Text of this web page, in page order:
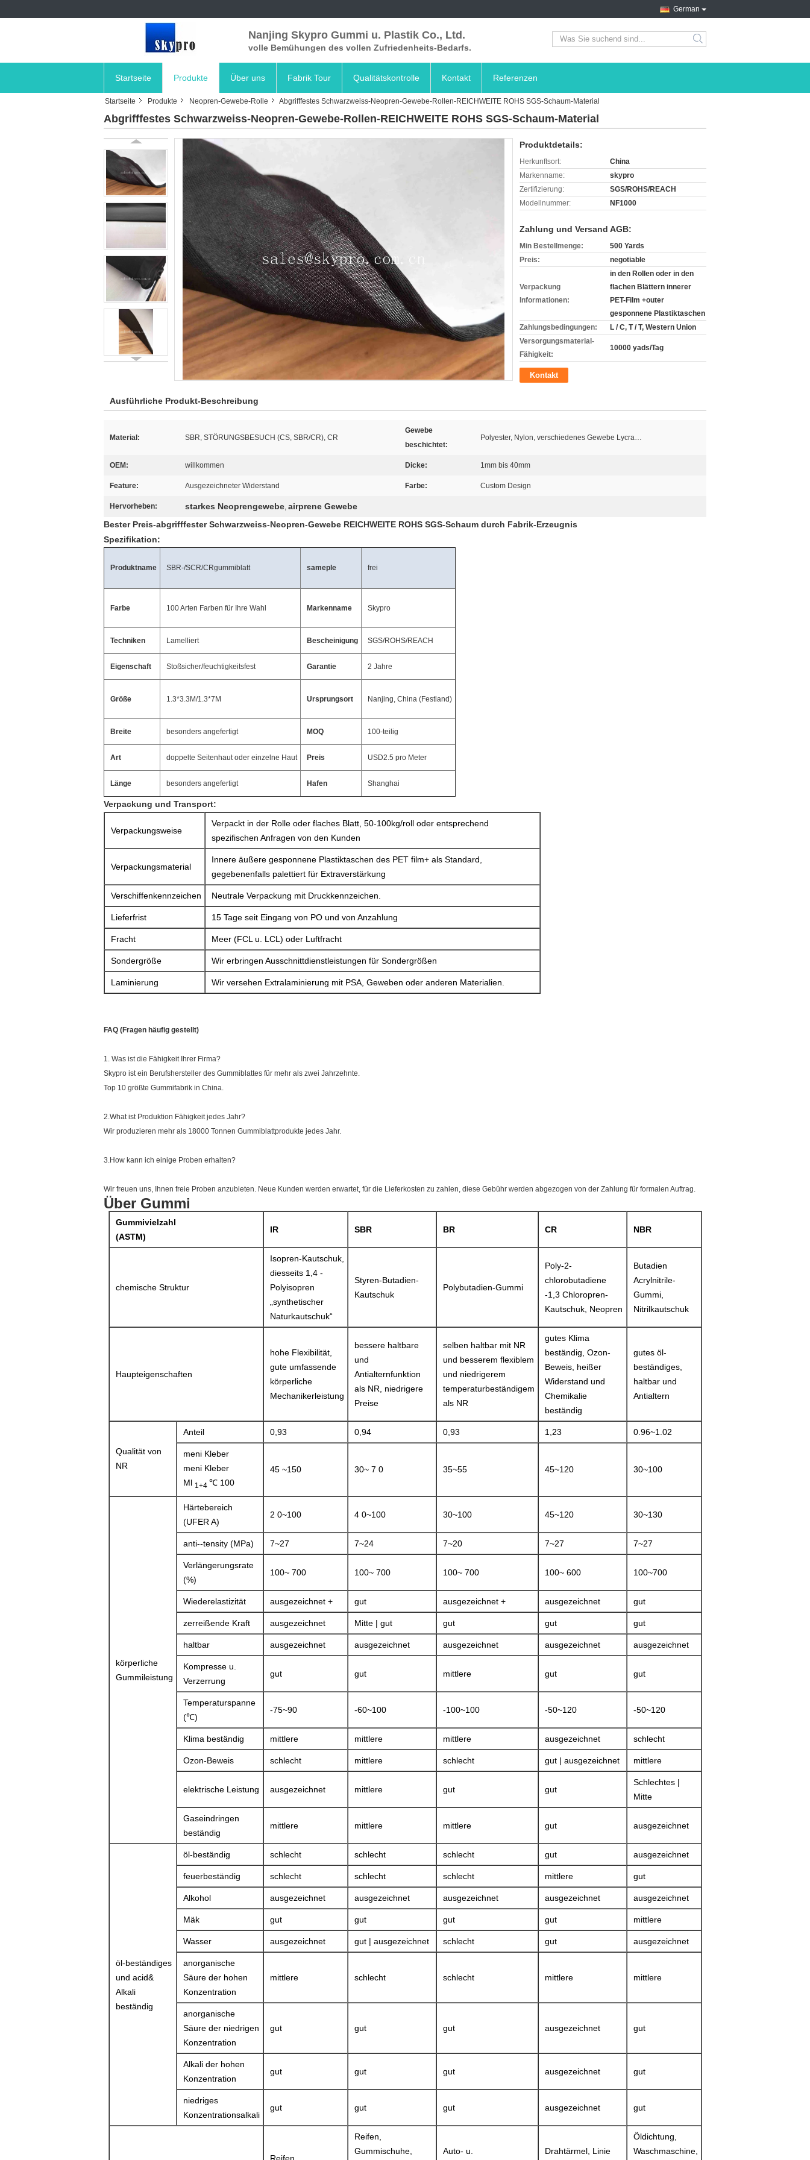
German
Nanjing Skypro Gummi u. Plastik Co., Ltd.
volle Bemühungen des vollen Zufriedenheits-Bedarfs. search
Startseite Produkte Über uns Fabrik Tour Qualitätskontrolle Kontakt Referenzen
Startseite Produkte Neopren-Gewebe-Rolle Abgrifffestes Schwarzweiss-Neopren-Gewebe-Rollen-REICHWEITE ROHS SGS-Schaum-Material
Abgrifffestes Schwarzweiss-Neopren-Gewebe-Rollen-REICHWEITE ROHS SGS-Schaum-Material
Produktdetails:
Herkunftsort:
China
Markenname:
skypro
Zertifizierung:
SGS/ROHS/REACH
Modellnummer:
NF1000
Zahlung und Versand AGB:
Min Bestellmenge:
500 Yards
Preis:
negotiable
Verpackung
Informationen:
in den Rollen oder in den
flachen Blättern innerer
PET-Film +outer
gesponnene Plastiktaschen
Zahlungsbedingungen:
L / C, T / T, Western Union
Versorgungsmaterial-
Fähigkeit:
10000 yads/Tag
Kontakt
Ausführliche Produkt-Beschreibung
Material: SBR, STÖRUNGSBESUCH (CS, SBR/CR), CR
Gewebe
beschichtet:
Polyester, Nylon, verschiedenes Gewebe Lycra…
OEM: willkommen Dicke: 1mm bis 40mm
Feature: Ausgezeichneter Widerstand Farbe: Custom Design
Hervorheben: starkes Neoprengewebe, airprene Gewebe
Bester Preis-abgrifffester Schwarzweiss-Neopren-Gewebe REICHWEITE ROHS SGS-Schaum durch Fabrik-Erzeugnis
Spezifikation:
Produktname SBR-/SCR/CRgummiblatt sameple frei
Farbe 100 Arten Farben für Ihre Wahl Markenname Skypro
Techniken Lamelliert Bescheinigung SGS/ROHS/REACH
Eigenschaft Stoßsicher/feuchtigkeitsfest Garantie 2 Jahre
Größe 1.3*3.3M/1.3*7M Ursprungsort Nanjing, China (Festland)
Breite besonders angefertigt MOQ 100-teilig
Art doppelte Seitenhaut oder einzelne Haut Preis USD2.5 pro Meter
Länge besonders angefertigt Hafen Shanghai
Verpackung und Transport:
Verpackungsweise
Verpackt in der Rolle oder flaches Blatt, 50-100kg/roll oder entsprechend
spezifischen Anfragen von den Kunden
Verpackungsmaterial
Innere äußere gesponnene Plastiktaschen des PET film+ als Standard,
gegebenenfalls palettiert für Extraverstärkung
Verschiffenkennzeichen Neutrale Verpackung mit Druckkennzeichen.
Lieferfrist 15 Tage seit Eingang von PO und von Anzahlung
Fracht Meer (FCL u. LCL) oder Luftfracht
Sondergröße Wir erbringen Ausschnittdienstleistungen für Sondergrößen
Laminierung Wir versehen Extralaminierung mit PSA, Geweben oder anderen Materialien.
FAQ (Fragen häufig gestellt)
1. Was ist die Fähigkeit Ihrer Firma?
Skypro ist ein Berufshersteller des Gummiblattes für mehr als zwei Jahrzehnte.
Top 10 größte Gummifabrik in China.
2.What ist Produktion Fähigkeit jedes Jahr?
Wir produzieren mehr als 18000 Tonnen Gummiblattprodukte jedes Jahr.
3.How kann ich einige Proben erhalten?
Wir freuen uns, Ihnen freie Proben anzubieten. Neue Kunden werden erwartet, für die Lieferkosten zu zahlen, diese Gebühr werden abgezogen von der Zahlung für formalen Auftrag.
Über Gummi
Gummivielzahl
(ASTM)
IR SBR BR CR NBR
chemische Struktur
Isopren-Kautschuk,
diesseits 1,4 -
Polyisopren
„synthetischer
Naturkautschuk“
Styren-Butadien-
Kautschuk
Polybutadien-Gummi
Poly-2-
chlorobutadiene
-1,3 Chloropren-
Kautschuk, Neopren
Butadien
Acrylnitrile-
Gummi,
Nitrilkautschuk
Haupteigenschaften
hohe Flexibilität,
gute umfassende
körperliche
Mechanikerleistung
bessere haltbare
und
Antialternfunktion
als NR, niedrigere
Preise
selben haltbar mit NR
und besserem flexiblem
und niedrigerem
temperaturbeständigem
als NR
gutes Klima
beständig, Ozon-
Beweis, heißer
Widerstand und
Chemikalie
beständig
gutes öl-
beständiges,
haltbar und
Antialtern
Qualität von
NR
Anteil 0,93 0,94 0,93 1,23 0.96~1.02
meni Kleber
meni Kleber
Ml 1+4 ℃ 100
45 ~150 30~ 7 0 35~55 45~120 30~100
körperliche
Gummileistung
Härtebereich
(UFER A)
2 0~100 4 0~100 30~100 45~120 30~130
anti--tensity (MPa) 7~27 7~24 7~20 7~27 7~27
Verlängerungsrate
(%)
100~ 700 100~ 700 100~ 700 100~ 600 100~700
Wiederelastizität ausgezeichnet + gut ausgezeichnet + ausgezeichnet gut
zerreißende Kraft ausgezeichnet Mitte | gut gut gut gut
haltbar ausgezeichnet ausgezeichnet ausgezeichnet ausgezeichnet ausgezeichnet
Kompresse u.
Verzerrung
gut gut mittlere gut gut
Temperaturspanne
(℃)
-75~90 -60~100 -100~100 -50~120 -50~120
Klima beständig mittlere mittlere mittlere ausgezeichnet schlecht
Ozon-Beweis schlecht mittlere schlecht gut | ausgezeichnet mittlere
elektrische Leistung ausgezeichnet mittlere gut gut
Schlechtes |
Mitte
Gaseindringen
beständig
mittlere mittlere mittlere gut ausgezeichnet
öl-beständiges
und acid&
Alkali
beständig
öl-beständig schlecht schlecht schlecht gut ausgezeichnet
feuerbeständig schlecht schlecht schlecht mittlere gut
Alkohol ausgezeichnet ausgezeichnet ausgezeichnet ausgezeichnet ausgezeichnet
Mäk gut gut gut gut mittlere
Wasser ausgezeichnet gut | ausgezeichnet schlecht gut ausgezeichnet
anorganische
Säure der hohen
Konzentration
mittlere schlecht schlecht mittlere mittlere
anorganische
Säure der niedrigen
Konzentration
gut gut gut ausgezeichnet gut
Alkali der hohen
Konzentration
gut gut gut ausgezeichnet gut
niedriges
Konzentrationsalkali
gut gut gut ausgezeichnet gut
Reifen,
Gummischuhe,
Auto- u. Drahtärmel, Linie
Öldichtung,
Waschmaschine,